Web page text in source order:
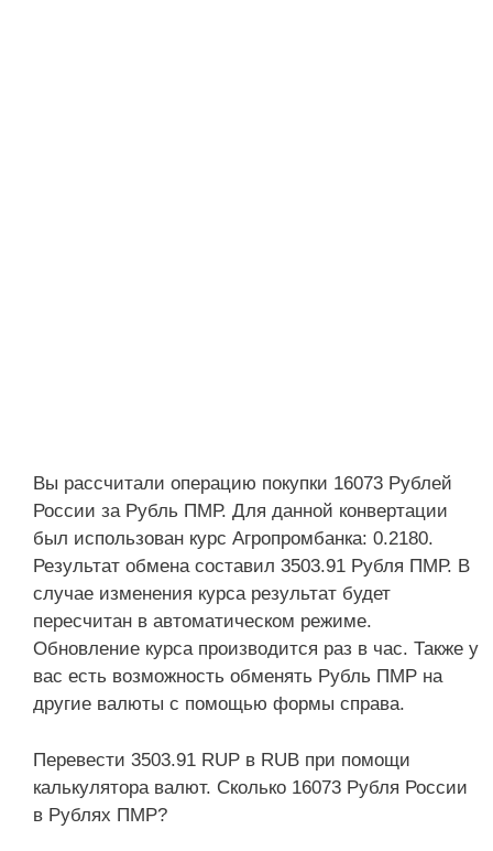
Вы рассчитали операцию покупки 16073 Рублей
России за Рубль ПМР. Для данной конвертации
был использован курс Агропромбанка: 0.2180.
Результат обмена составил 3503.91 Рубля ПМР. В
случае изменения курса результат будет
пересчитан в автоматическом режиме.
Обновление курса производится раз в час. Также у
вас есть возможность обменять Рубль ПМР на
другие валюты с помощью формы справа.
Перевести 3503.91 RUP в RUB при помощи
калькулятора валют. Сколько 16073 Рубля России
в Рублях ПМР?